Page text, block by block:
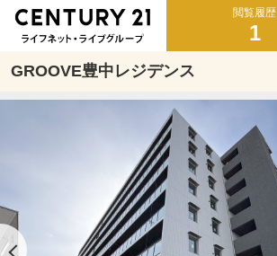
閲覧履歴
1
GROOVE豊中レジデンス